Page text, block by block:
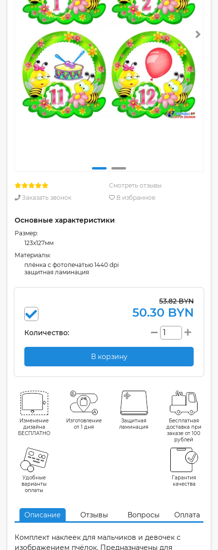
Смотреть отзывы
Заказать звонок
В избранное
Основные характеристики
Размер:
123x127мм
Материалы:
плёнка с фотопечатью 1440 dpi
защитная ламинация
53.82 BYN
50.30 BYN
Количество:
В корзину
Изменение
дизайна
БЕСПЛАТНО
Изготовление
от 1 дня
Защитная
ламинация
Бесплатная
доставка при
заказе от 100
рублей
Удобные
варианты
оплаты
Гарантия
качества
Описание Отзывы Вопросы Оплата
Комплект наклеек для мальчиков и девочек с
изображением пчёлок. Предназначены для